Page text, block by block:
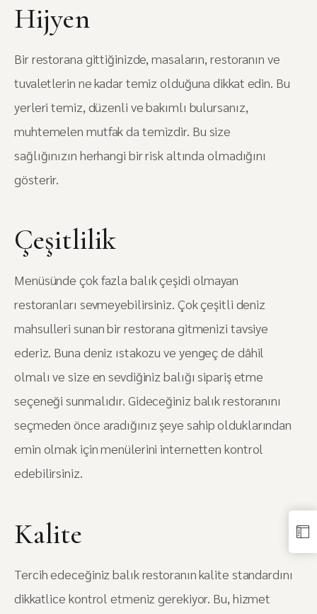
Hijyen
Bir restorana gittiğinizde, masaların, restoranın ve
tuvaletlerin ne kadar temiz olduğuna dikkat edin. Bu
yerleri temiz, düzenli ve bakımlı bulursanız,
muhtemelen mutfak da temizdir. Bu size
sağlığınızın herhangi bir risk altında olmadığını
gösterir.
Çeşitlilik
Menüsünde çok fazla balık çeşidi olmayan
restoranları sevmeyebilirsiniz. Çok çeşitli deniz
mahsulleri sunan bir restorana gitmenizi tavsiye
ederiz. Buna deniz ıstakozu ve yengeç de dâhil
olmalı ve size en sevdiğiniz balığı sipariş etme
seçeneği sunmalıdır. Gideceğiniz balık restoranını
seçmeden önce aradığınız şeye sahip olduklarından
emin olmak için menülerini internetten kontrol
edebilirsiniz.
Kalite
Tercih edeceğiniz balık restoranın kalite standardını
dikkatlice kontrol etmeniz gerekiyor. Bu, hizmet